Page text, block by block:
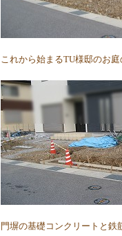
これから始まるTU様邸のお
門塀の基礎コンクリートと鉄